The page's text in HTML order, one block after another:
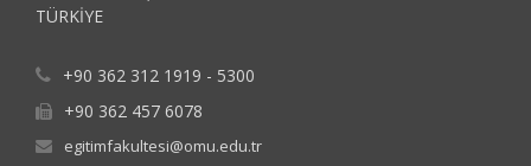
TÜRKİYE
+90 362 312 1919 - 5300
+90 362 457 6078
egitimfakultesi@omu.edu.tr